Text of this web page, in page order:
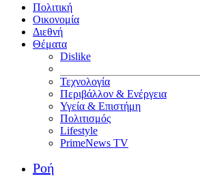
Πολιτική
Οικονομία
Διεθνή
Θέματα
Dislike
Τεχνολογία
Περιβάλλον & Ενέργεια
Υγεία & Επιστήμη
Πολιτισμός
Lifestyle
PrimeNews TV
Ροή